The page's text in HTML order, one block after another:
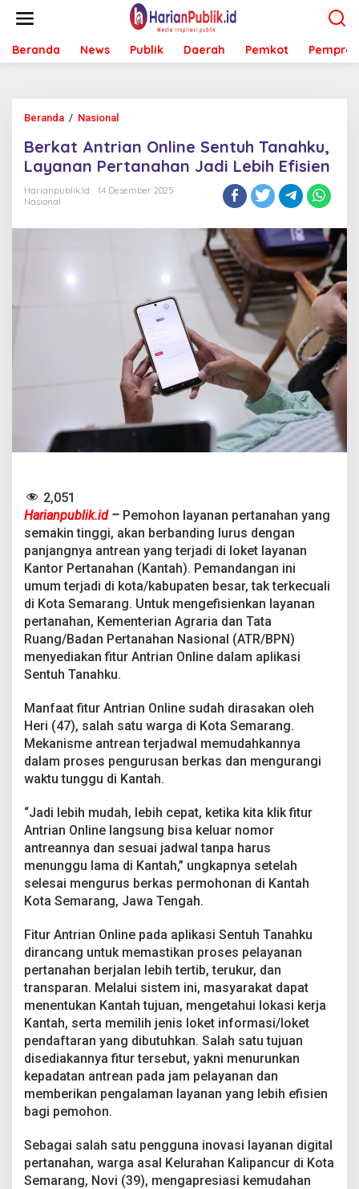
t
Beranda News Publik Daerah Pemkot Pemprov
Beranda / Nasional
r
k
a
t
n
e
S
e
n
u
n
a
h
k
u
,
a
y
a
n
n
e
r
t
n
a
a
n
a
d
i
b
i
h
E
f
i
i
e
n
Berkat Antrian Online Sentuh Tanahku,
Layanan Pertanahan Jadi Lebih Efisien
Harianpublik.id
14 Desember 2025
Nasional
2,051
Harianpublik.id– Pemohon layanan pertanahan yang
semakin tinggi, akan berbanding lurus dengan
panjangnya antrean yang terjadi di loket layanan
Kantor Pertanahan (Kantah). Pemandangan ini
umum terjadi di kota/kabupaten besar, tak terkecuali
di Kota Semarang. Untuk mengefisienkan layanan
pertanahan, Kementerian Agraria dan Tata
Ruang/Badan Pertanahan Nasional (ATR/BPN)
menyediakan fitur Antrian Online dalam aplikasi
Sentuh Tanahku.
Manfaat fitur Antrian Online sudah dirasakan oleh
Heri (47), salah satu warga di Kota Semarang.
Mekanisme antrean terjadwal memudahkannya
dalam proses pengurusan berkas dan mengurangi
waktu tunggu di Kantah.
“Jadi lebih mudah, lebih cepat, ketika kita klik fitur
Antrian Online langsung bisa keluar nomor
antreannya dan sesuai jadwal tanpa harus
menunggu lama di Kantah,” ungkapnya setelah
selesai mengurus berkas permohonan di Kantah
Kota Semarang, Jawa Tengah.
Fitur Antrian Online pada aplikasi Sentuh Tanahku
dirancang untuk memastikan proses pelayanan
pertanahan berjalan lebih tertib, terukur, dan
transparan. Melalui sistem ini, masyarakat dapat
menentukan Kantah tujuan, mengetahui lokasi kerja
Kantah, serta memilih jenis loket informasi/loket
pendaftaran yang dibutuhkan. Salah satu tujuan
disediakannya fitur tersebut, yakni menurunkan
kepadatan antrean pada jam pelayanan dan
memberikan pengalaman layanan yang lebih efisien
bagi pemohon.
Sebagai salah satu pengguna inovasi layanan digital
pertanahan, warga asal Kelurahan Kalipancur di Kota
Semarang, Novi (39), mengapresiasi kemudahan